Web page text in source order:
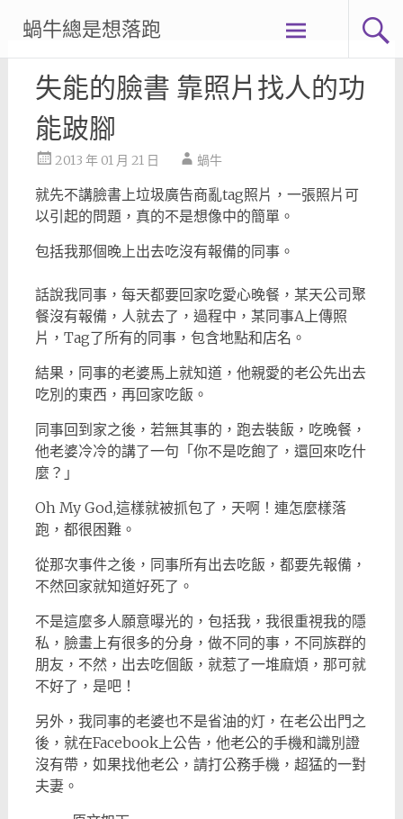
content
蝸牛總是想落跑
失能的臉書 靠照片找人的功
能跛腳
2013 年 01 月 21 日 蝸牛
就先不講臉書上垃圾廣告商亂tag照片，一張照片可
以引起的問題，真的不是想像中的簡單。
包括我那個晚上出去吃沒有報備的同事。
話說我同事，每天都要回家吃愛心晚餐，某天公司聚
餐沒有報備，人就去了，過程中，某同事A上傳照
片，Tag了所有的同事，包含地點和店名。
結果，同事的老婆馬上就知道，他親愛的老公先出去
吃別的東西，再回家吃飯。
同事回到家之後，若無其事的，跑去裝飯，吃晚餐，
他老婆冷冷的講了一句「你不是吃飽了，還回來吃什
麼？」
Oh My God,這樣就被抓包了，天啊！連怎麼樣落
跑，都很困難。
從那次事件之後，同事所有出去吃飯，都要先報備，
不然回家就知道好死了。
不是這麼多人願意曝光的，包括我，我很重視我的隱
私，臉畫上有很多的分身，做不同的事，不同族群的
朋友，不然，出去吃個飯，就惹了一堆麻煩，那可就
不好了，是吧！
另外，我同事的老婆也不是省油的灯，在老公出門之
後，就在Facebook上公告，他老公的手機和識別證
沒有帶，如果找他老公，請打公務手機，超猛的一對
夫妻。